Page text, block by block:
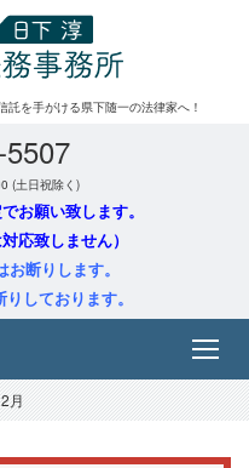
を手がける県下随一の法律家へ！
(土日祝除く)
お願い致します。
応致しません）
断りします。
しております。
月